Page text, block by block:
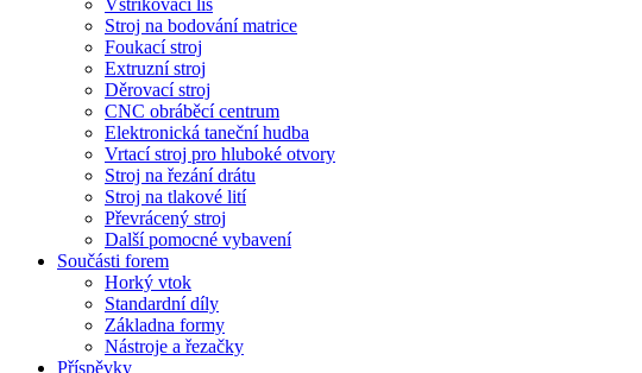
Stroj na bodování matrice
Foukací stroj
Extruzní stroj
Děrovací stroj
CNC obráběcí centrum
Elektronická taneční hudba
Vrtací stroj pro hluboké otvory
Stroj na řezání drátu
Stroj na tlakové lití
Převrácený stroj
Další pomocné vybavení
Součásti forem
Horký vtok
Standardní díly
Základna formy
Nástroje a řezačky
Příspěvky